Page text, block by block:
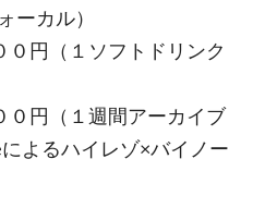
ーカル）
０円（１ソフトドリンク
０円（１週間アーカイブ
よるハイレゾ×バイノー